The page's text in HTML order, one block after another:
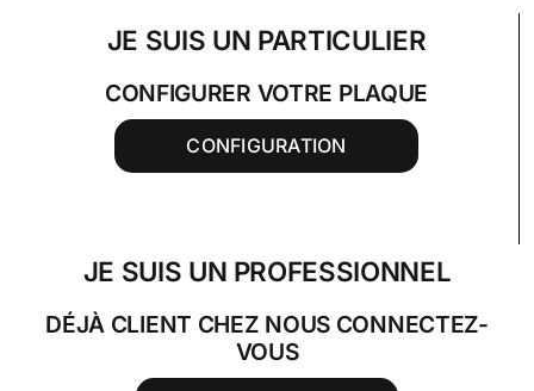
JE SUIS UN PARTICULIER
CONFIGURER VOTRE PLAQUE
CONFIGURATION
JE SUIS UN PROFESSIONNEL
DÉJÀ CLIENT CHEZ NOUS CONNECTEZ-
VOUS